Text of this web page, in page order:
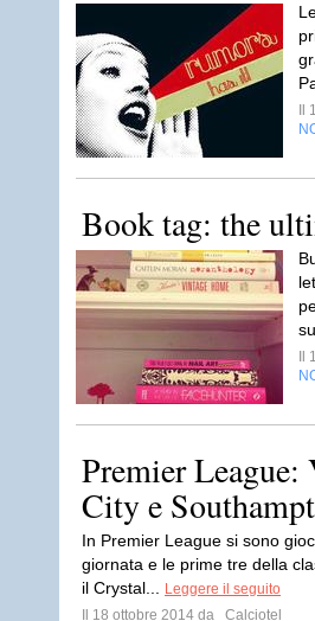
Book tag: the
Premier
City e
In Premier League si sono
giornata e le prime tre della
il Crystal...
Leggere il seguito
Il 18 ottobre 2014 da
Calciotel